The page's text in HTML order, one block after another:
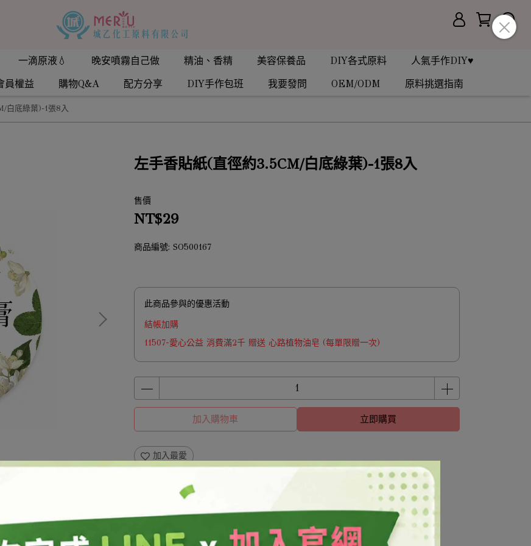
一滴原液💧 晚安噴霧自己做 精油、香精 美容保養品 DIY各式原料
人氣手作DIY♥
員權益 購物Q&A 配方分享 DIY手作包班 我要發問 OEM/ODM 原料挑選指南
白底綠葉)-1張8入
左手香貼紙(直徑約3.5CM/白底綠葉)-1張8入
售價
NT$29
商品編號: SO500167
此商品參與的優惠活動
結帳加購
11507-愛心公益 消費滿2千 贈送 心路植物油皂 (每單限贈一次)
加入購物車 立即購買
加入最愛